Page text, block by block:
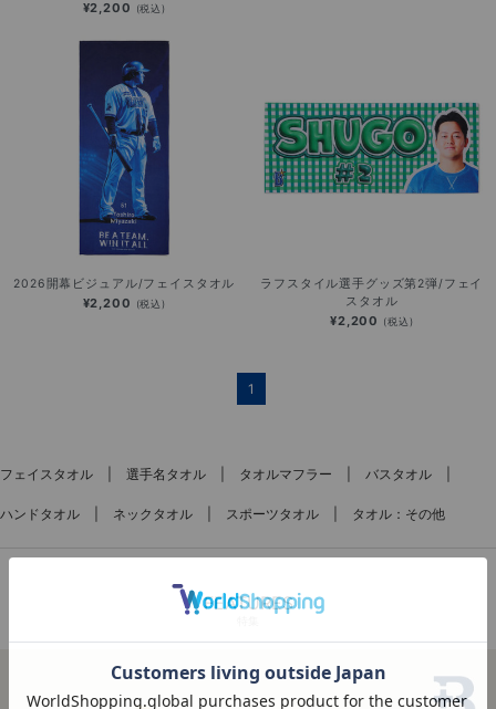
¥2,200 (税込)
2026開幕ビジュアル/フェイスタオル
¥2,200 (税込)
ラフスタイル選手グッズ第2弾/フェイ
スタオル
¥2,200 (税込)
1
フェイスタオル 選手名タオル タオルマフラー バスタオル
ハンドタオル ネックタオル スポーツタオル タオル：その他
FEATURES